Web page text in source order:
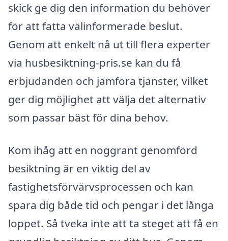
skick ge dig den information du behöver
för att fatta välinformerade beslut.
Genom att enkelt nå ut till flera experter
via husbesiktning-pris.se kan du få
erbjudanden och jämföra tjänster, vilket
ger dig möjlighet att välja det alternativ
som passar bäst för dina behov.
Kom ihåg att en noggrant genomförd
besiktning är en viktig del av
fastighetsförvärvsprocessen och kan
spara dig både tid och pengar i det långa
loppet. Så tveka inte att ta steget att få en